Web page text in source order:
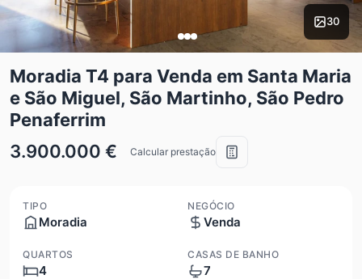
30
Moradia T4 para Venda em Santa Maria
e São Miguel, São Martinho, São Pedro
Penaferrim
3.900.000 €
Calcular prestação
TIPO
Moradia
NEGÓCIO
Venda
QUARTOS
4
CASAS DE BANHO
7